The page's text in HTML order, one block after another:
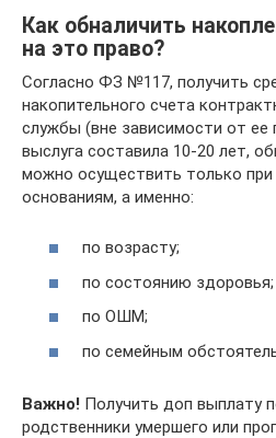
Как обналичить
на это право?
Согласно ФЗ №117, получить
накопительного счета
службы (вне зависимости от ее
выслуга составила 10-20 лет,
можно осуществить только при
основаниям, а именно:
по возрасту;
по состоянию здоровья;
по ОШМ;
по семейным
Важно! Получить доп выплату
родственники умершего или